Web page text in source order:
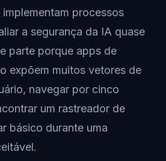
processos
a segurança da IA quase
parte porque apps de
expõem muitos vetores de
navegar por cinco
um rastreador de
básico durante uma